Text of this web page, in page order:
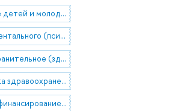
здоровье детей и молодежи
охрана ментального (психического) здоровья
самосохранительное (здоровьесберегающее) поведение
экономика здравоохранения
частное финансирование здравоохранения